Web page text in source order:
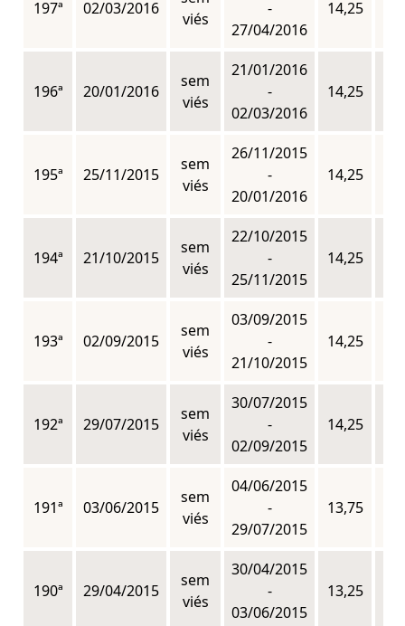
197ª 02/03/2016
viés
-
27/04/2016
14,25
196ª 20/01/2016
sem
viés
21/01/2016
-
02/03/2016
14,25
195ª 25/11/2015
sem
viés
26/11/2015
-
20/01/2016
14,25
194ª 21/10/2015
sem
viés
22/10/2015
-
25/11/2015
14,25
193ª 02/09/2015
sem
viés
03/09/2015
-
21/10/2015
14,25
192ª 29/07/2015
sem
viés
30/07/2015
-
02/09/2015
14,25
191ª 03/06/2015
sem
viés
04/06/2015
-
29/07/2015
13,75
190ª 29/04/2015
sem
viés
30/04/2015
-
03/06/2015
13,25